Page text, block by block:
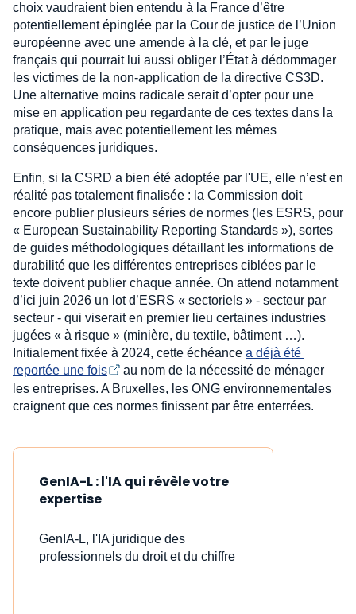
choix vaudraient bien entendu à la France d’être
potentiellement épinglée par la Cour de justice de l’Union
européenne avec une amende à la clé, et par le juge
français qui pourrait lui aussi obliger l’État à dédommager
les victimes de la non-application de la directive CS3D.
Une alternative moins radicale serait d’opter pour une
mise en application peu regardante de ces textes dans la
pratique, mais avec potentiellement les mêmes
conséquences juridiques.
Enfin, si la CSRD a bien été adoptée par l'UE, elle n’est en
réalité pas totalement finalisée : la Commission doit
encore publier plusieurs séries de normes (les ESRS, pour
« European Sustainability Reporting Standards »), sortes
de guides méthodologiques détaillant les informations de
durabilité que les différentes entreprises ciblées par le
texte doivent publier chaque année. On attend notamment
d’ici juin 2026 un lot d’ESRS « sectoriels » - secteur par
secteur - qui viserait en premier lieu certaines industries
jugées « à risque » (minière, du textile, bâtiment …).
Initialement fixée à 2024, cette échéance a déjà été
reportée une fois
au nom de la nécessité de ménager
les entreprises. A Bruxelles, les ONG environnementales
craignent que ces normes finissent par être enterrées.
GenIA-L : l'IA qui révèle votre
expertise
GenIA-L, l'IA juridique des
professionnels du droit et du chiffre